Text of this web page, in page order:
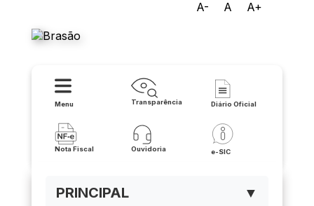
A- A A+
Menu Transparência Diário Oficial
Nota Fiscal Ouvidoria e-SIC
PRINCIPAL ▼